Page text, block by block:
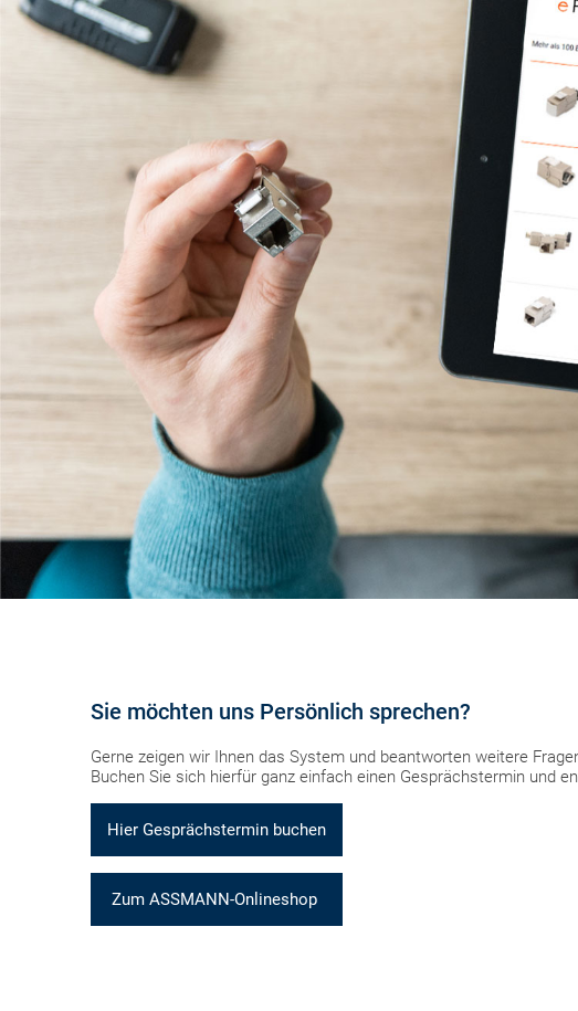
Sie möchten uns Persönlich sprechen?
Gerne zeigen wir Ihnen das System und beantworten weitere
Buchen Sie sich hierfür ganz einfach einen Gesprächstermin und
Hier Gesprächstermin buchen
Zum ASSMANN-Onlineshop